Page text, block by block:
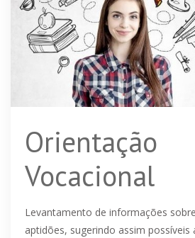
Orientação
Vocacional
Levantamento de informações